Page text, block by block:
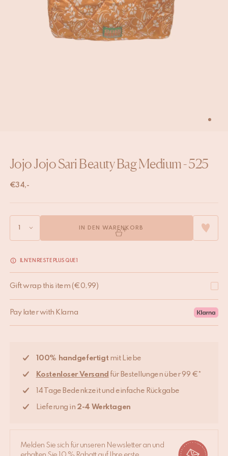
Jojo Jojo Sari Beauty Bag Medium - 525
€34,-
IN DEN WARENKORB
IL N’EN RESTE PLUS QUE 1
Gift wrap this item (€0,99)
Pay later with Klarna
100% handgefertigt mit Liebe
Kostenloser Versand für Bestellungen über 99 €*
14 Tage Bedenkzeit und einfache Rückgabe
Lieferung in 2-4 Werktagen
Melden Sie sich für unseren Newsletter an und